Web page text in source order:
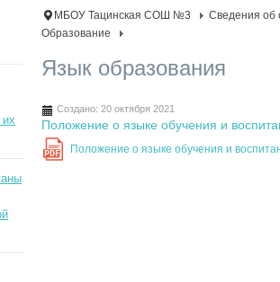
МБОУ Тацинская СОШ №3
Сведения об
Образование
Язык образования
Создано: 20 октября 2021
Положение о языке обучения и
PDF Положение о языке обучения и